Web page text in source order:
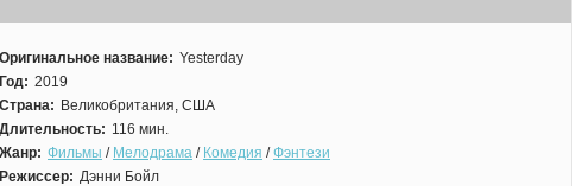
Оригинальное название: Yesterday
Год: 2019
Страна: Великобритания, США
Длительность: 116 мин.
Жанр: Фильмы / Мелодрама / Комедия /Фэнтези
Режиссер: Дэнни Бойл